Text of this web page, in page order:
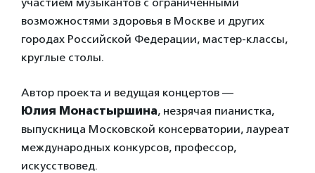
возможностями здоровья в Москве и других
городах Российской Федерации, мастер-классы,
круглые столы.
Автор проекта и ведущая концертов —
Юлия Монастыршина, незрячая пианистка,
выпускница Московской консерватории, лауреат
международных конкурсов, профессор,
искусствовед.